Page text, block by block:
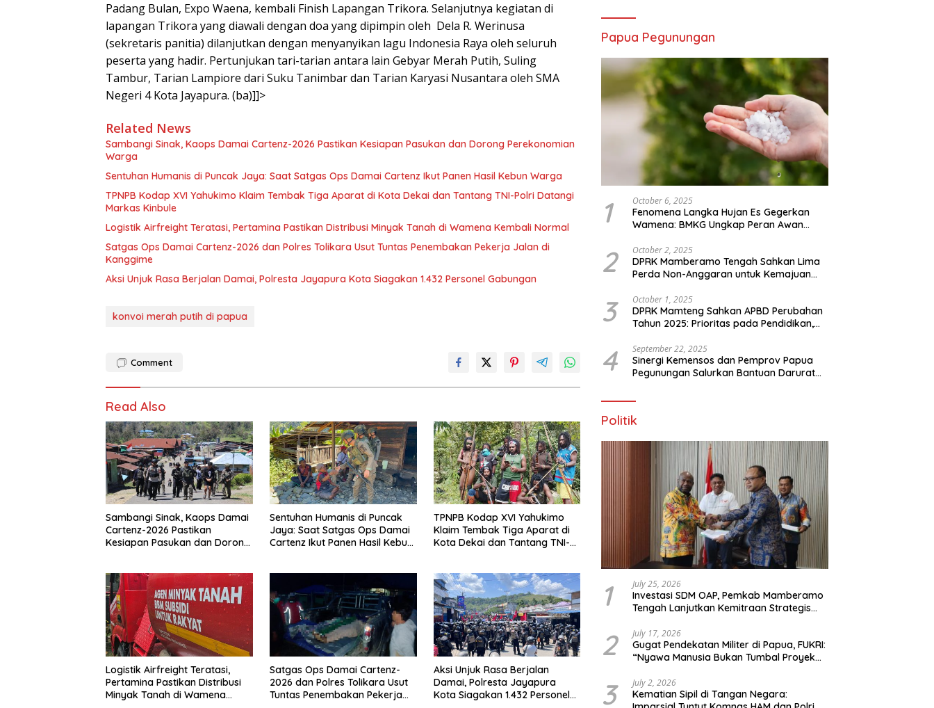
Padang Bulan, Expo Waena, kembali Finish Lapangan Trikora. Selanjutnya kegiatan di
lapangan Trikora yang diawali dengan doa yang dipimpin oleh Dela R. Werinusa
(sekretaris panitia) dilanjutkan dengan menyanyikan lagu Indonesia Raya oleh seluruh
peserta yang hadir. Pertunjukan tari-tarian antara lain Gebyar Merah Putih, Suling
Tambur, Tarian Lampiore dari Suku Tanimbar dan Tarian Karyasi Nusantara oleh SMA
Negeri 4 Kota Jayapura. (ba)]]>
Related News
Sambangi Sinak, Kaops Damai Cartenz-2026 Pastikan Kesiapan Pasukan dan Dorong Perekonomian
Warga
Sentuhan Humanis di Puncak Jaya: Saat Satgas Ops Damai Cartenz Ikut Panen Hasil Kebun Warga
TPNPB Kodap XVI Yahukimo Klaim Tembak Tiga Aparat di Kota Dekai dan Tantang TNI-Polri Datangi
Markas Kinbule
Logistik Airfreight Teratasi, Pertamina Pastikan Distribusi Minyak Tanah di Wamena Kembali Normal
Satgas Ops Damai Cartenz-2026 dan Polres Tolikara Usut Tuntas Penembakan Pekerja Jalan di
Kanggime
Aksi Unjuk Rasa Berjalan Damai, Polresta Jayapura Kota Siagakan 1.432 Personel Gabungan
konvoi merah putih di papua
Comment
Read Also
Sambangi Sinak, Kaops Damai
Cartenz-2026 Pastikan
Kesiapan Pasukan dan Dorong
Sentuhan Humanis di Puncak
Jaya: Saat Satgas Ops Damai
Cartenz Ikut Panen Hasil Kebun
TPNPB Kodap XVI Yahukimo
Klaim Tembak Tiga Aparat di
Kota Dekai dan Tantang TNI-
Logistik Airfreight Teratasi,
Pertamina Pastikan Distribusi
Minyak Tanah di Wamena
Satgas Ops Damai Cartenz-
2026 dan Polres Tolikara Usut
Tuntas Penembakan Pekerja
Aksi Unjuk Rasa Berjalan
Damai, Polresta Jayapura
Kota Siagakan 1.432 Personel
Papua Pegunungan
1 October 6, 2025
Fenomena Langka Hujan Es Gegerkan
Wamena: BMKG Ungkap Peran Awan
Ekstrem Peralihan Musim
2 October 2, 2025
DPRK Mamberamo Tengah Sahkan Lima
Perda Non-Anggaran untuk Kemajuan
3 October 1, 2025
DPRK Mamteng Sahkan APBD Perubahan
Tahun 2025: Prioritas pada Pendidikan,
4 September 22, 2025
Sinergi Kemensos dan Pemprov Papua
Pegunungan Salurkan Bantuan Darurat
Politik
1 July 25, 2026
Investasi SDM OAP, Pemkab Mamberamo
Tengah Lanjutkan Kemitraan Strategis
2 July 17, 2026
Gugat Pendekatan Militer di Papua, FUKRI:
“Nyawa Manusia Bukan Tumbal Proyek
3 July 2, 2026
Kematian Sipil di Tangan Negara: